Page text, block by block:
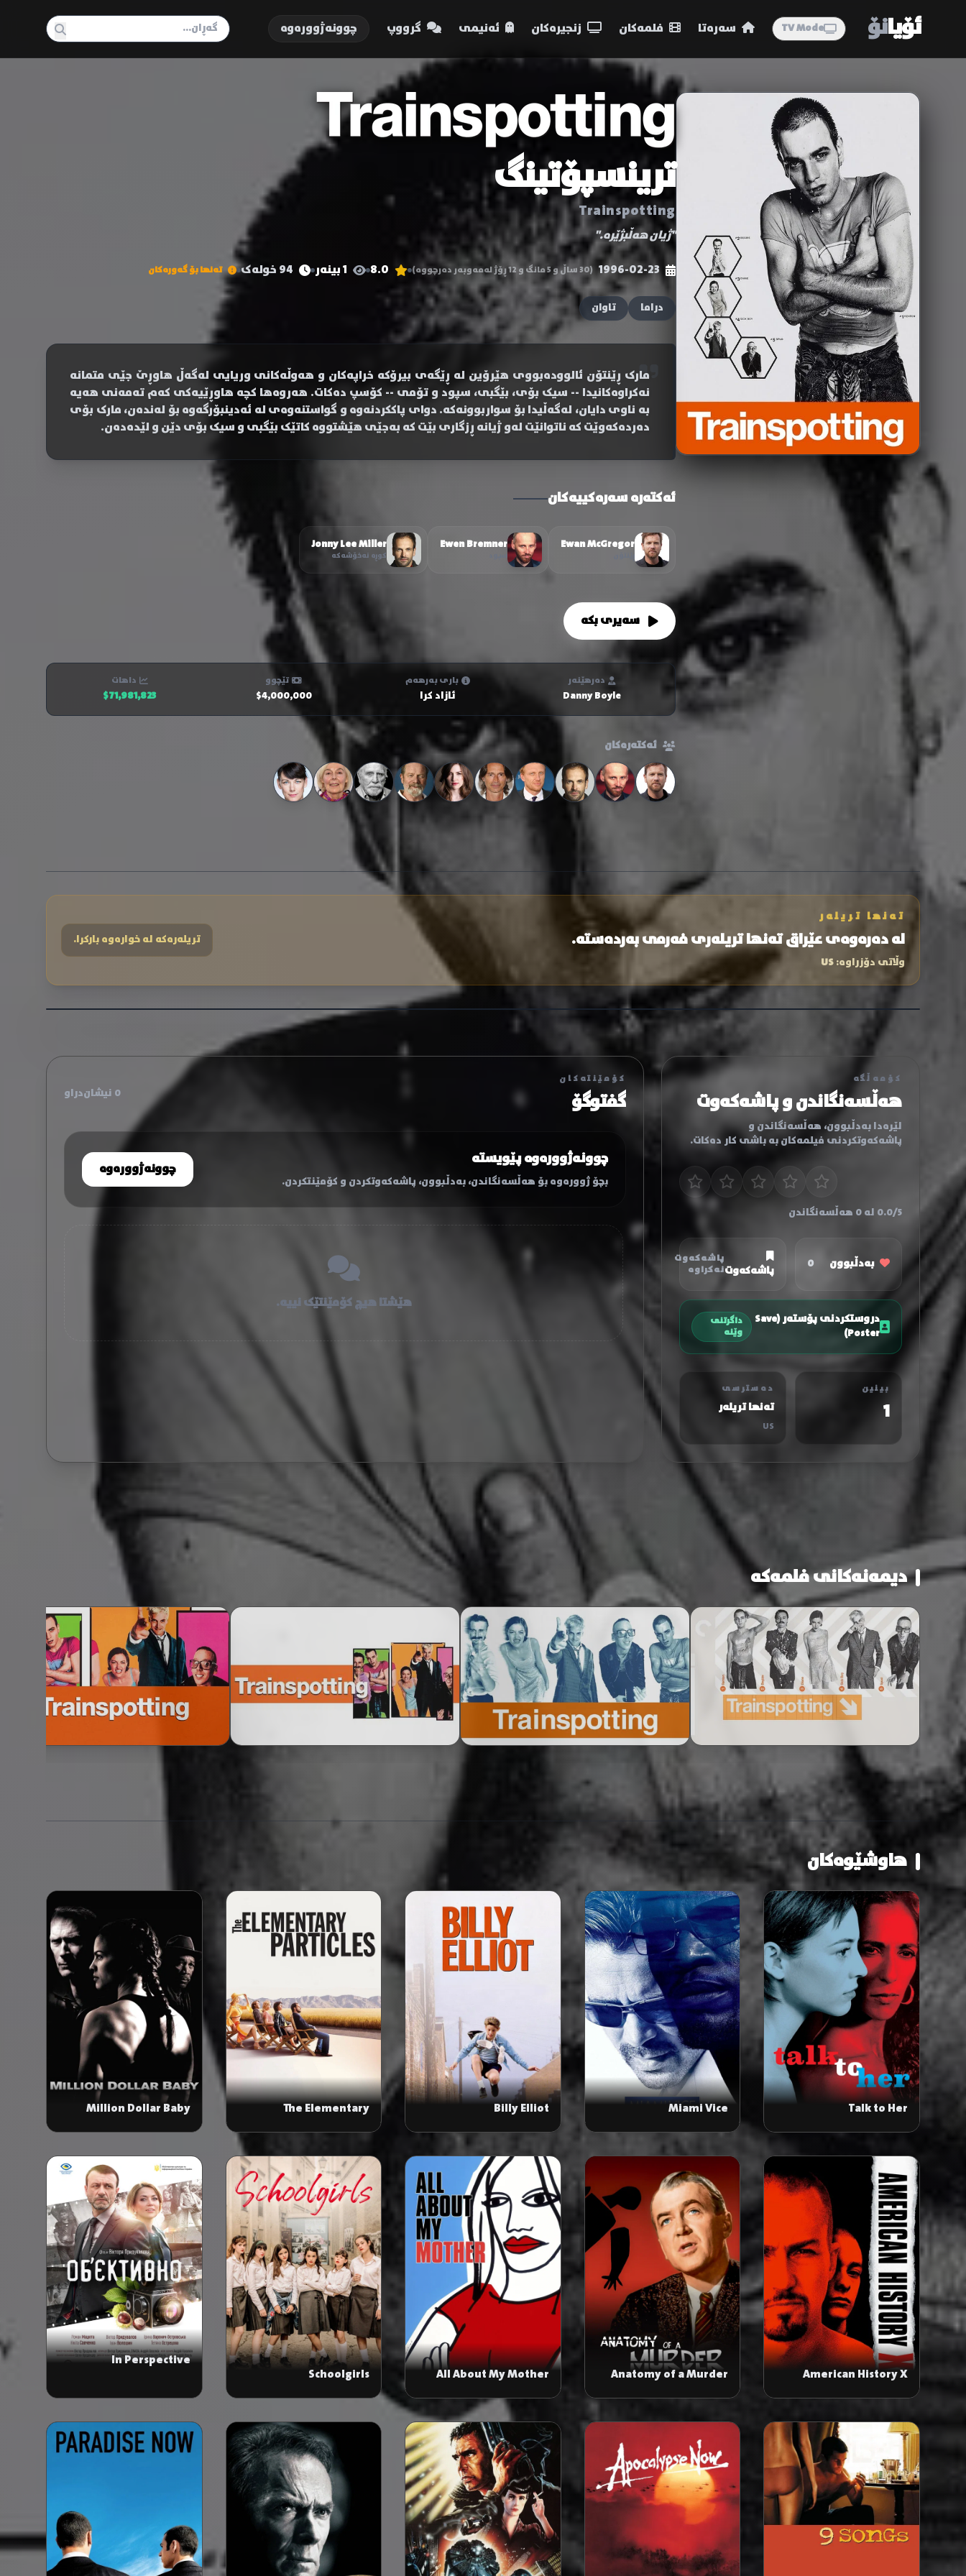
ئۆیانۆ TV Mode سەرەتا فلمەکان زنجیرەکان ئەنیمی گرووپ چوونەژوورەوە
ترینسپۆتینگ
Trainspotting
"ژیان هەڵبژێرە."
1996-02-23 (30 ساڵ و 5 مانگ و 12 ڕۆژ لەمەوبەر دەرچووە) 8.0 1 بینەر 94 خولەک تەنها بۆ گەورەکان
دراما تاوان
مارک ڕێنتۆن ئالوودەبووی هێرۆین لە ڕێگەی بیرۆکە خراپەکان و هەوڵەکانی وریایی لەگەڵ هاوڕێ جێی متمانە
نەکراوەکانیدا -- سیک بۆی، بێگبی، سپود و تۆمی -- کۆسپ دەکات. هەروەها کچە هاوڕێیەکی کەم تەمەنی هەیە
بە ناوی دایان، لەگەڵیدا بۆ سواربوونەکە. دوای پاککردنەوە و گواستنەوەی لە ئەدینبۆرگەوە بۆ لەندەن، مارک بۆی
دەردەکەوێت کە ناتوانێت لەو ژیانە ڕزگاری بێت کە بەجێی هێشتووە کاتێک بێگبی و سیک بۆی دێن و لێدەدەن.
ئەکتەرە سەرەکییەکان
Ewan McGregor
Ewen Bremner
Jonny Lee Miller
کوڕە نەخۆشەکە
سەیری بکە
دەرهێنەر
Danny Boyle
باری بەرهەم
ئازاد کرا
تێچوو
$4,000,000
داهات
$71,981,823
ئەکتەرەکان
تەنها تریلەر
لە دەرەوەی عێراق تەنها تریلەری فەرمی بەردەستە.
وڵاتی دۆزراوە:US
تریلەرەکە لە خوارەوە بارکرا.
کۆمەڵگە
هەڵسەنگاندن و پاشەکەوت
لێرەدا بەدڵبوون، هەڵسەنگاندن و
پاشەکەوتکردنی فیلمەکان بە باشی کار دەکات.
0.0/5 لە 0 هەڵسەنگاندن
بەدڵبوون 0 پاشەکەوت
پاشەکەوت
نەکراوە
دروستکردنی پۆستەر (Save
Poster)
داگرتنی
وێنە
بینین
1
دەسترسی
تەنها تریلەر
US
کۆمێنتەکان
گفتوگۆ 0 نیشان‌دراو
چوونەژوورەوە پێویستە
بچۆ ژوورەوە بۆ هەڵسەنگاندن، بەدڵبوون، پاشەکەوتکردن و کۆمێنتکردن.
چوونەژوورەوە
هێشتا هیچ کۆمێنتێک نییە.
دیمەنەکانی فلمەکە
هاوشێوەکان
Talk to Her
Miami Vice
Billy Elliot
The Elementary
Million Dollar Baby
American History X
Anatomy of a Murder
All About My Mother
Schoolgirls
In Perspective